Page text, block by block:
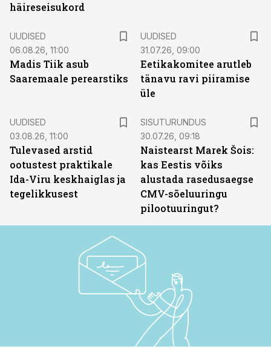
häireseisukord
UUDISED
06.08.26, 11:00
Madis Tiik asub
Saaremaale perearstiks
UUDISED
31.07.26, 09:00
Eetikakomitee arutleb
tänavu ravi piiramise
üle
UUDISED
03.08.26, 11:00
Tulevased arstid
ootustest praktikale
Ida-Viru keskhaiglas ja
tegelikkusest
SISUTURUNDUS
30.07.26, 09:18
Naistearst Marek Šois:
kas Eestis võiks
alustada rasedusaegse
CMV-sõeluuringu
pilootuuringut?